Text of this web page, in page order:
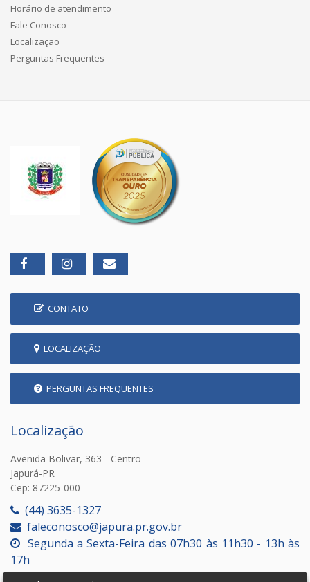
Horário de atendimento
Fale Conosco
Localização
Perguntas Frequentes
CONTATO
LOCALIZAÇÃO
PERGUNTAS FREQUENTES
Localização
Avenida Bolivar, 363 - Centro
Japurá-PR
Cep: 87225-000
(44) 3635-1327
faleconosco@japura.pr.gov.br
Segunda a Sexta-Feira das 07h30 às 11h30 - 13h às
17h